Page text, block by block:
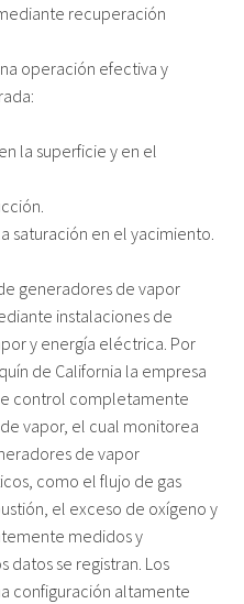
recuperación
operación efectiva y
la superficie y en el
saturación en el yacimiento.
generadores de vapor
instalaciones de
y energía eléctrica. Por
de California la empresa
control completamente
vapor, el cual monitorea
de vapor
como el flujo de gas
el exceso de oxígeno y
medidos y
datos se registran. Los
configuración altamente